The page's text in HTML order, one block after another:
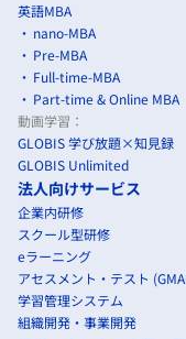
英語MBA
nano-MBA
Pre-MBA
Full-time-MBA
Part-time & Online MBA
動画学習：
GLOBIS 学び放題×知見録
GLOBIS Unlimited
法人向けサービス
企業内研修
スクール型研修
eラーニング
アセスメント・テスト
学習管理システム
組織開発・事業開発